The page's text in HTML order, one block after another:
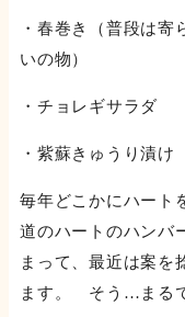
・春巻き（普段は寄
いの物）
・チョレギサラダ
・紫蘇きゅうり漬け
毎年どこかにハート
道のハートのハンバ
まって、最近は案を
ます。 そう…まる